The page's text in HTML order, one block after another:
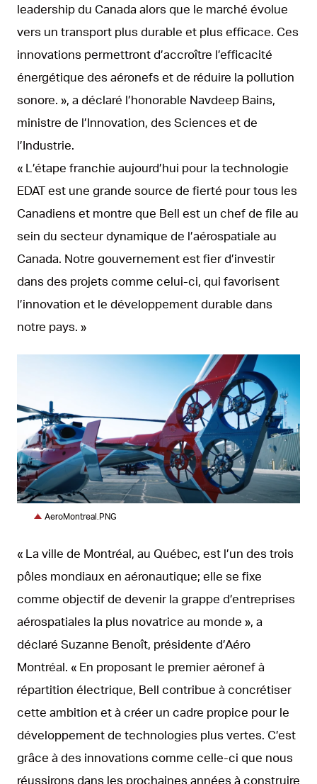
leadership du Canada alors que le marché évolue
vers un transport plus durable et plus efficace. Ces
innovations permettront d’accroître l’efficacité
énergétique des aéronefs et de réduire la pollution
sonore. », a déclaré l’honorable Navdeep Bains,
ministre de l’Innovation, des Sciences et de
l’Industrie.
« L’étape franchie aujourd’hui pour la technologie
EDAT est une grande source de fierté pour tous les
Canadiens et montre que Bell est un chef de file au
sein du secteur dynamique de l’aérospatiale au
Canada. Notre gouvernement est fier d’investir
dans des projets comme celui-ci, qui favorisent
l’innovation et le développement durable dans
notre pays. »
PNG
AeroMontreal.PNG
« La ville de Montréal, au Québec, est l’un des trois
pôles mondiaux en aéronautique; elle se fixe
comme objectif de devenir la grappe d’entreprises
aérospatiales la plus novatrice au monde », a
déclaré Suzanne Benoît, présidente d’Aéro
Montréal. « En proposant le premier aéronef à
répartition électrique, Bell contribue à concrétiser
cette ambition et à créer un cadre propice pour le
développement de technologies plus vertes. C’est
grâce à des innovations comme celle-ci que nous
réussirons dans les prochaines années à construire